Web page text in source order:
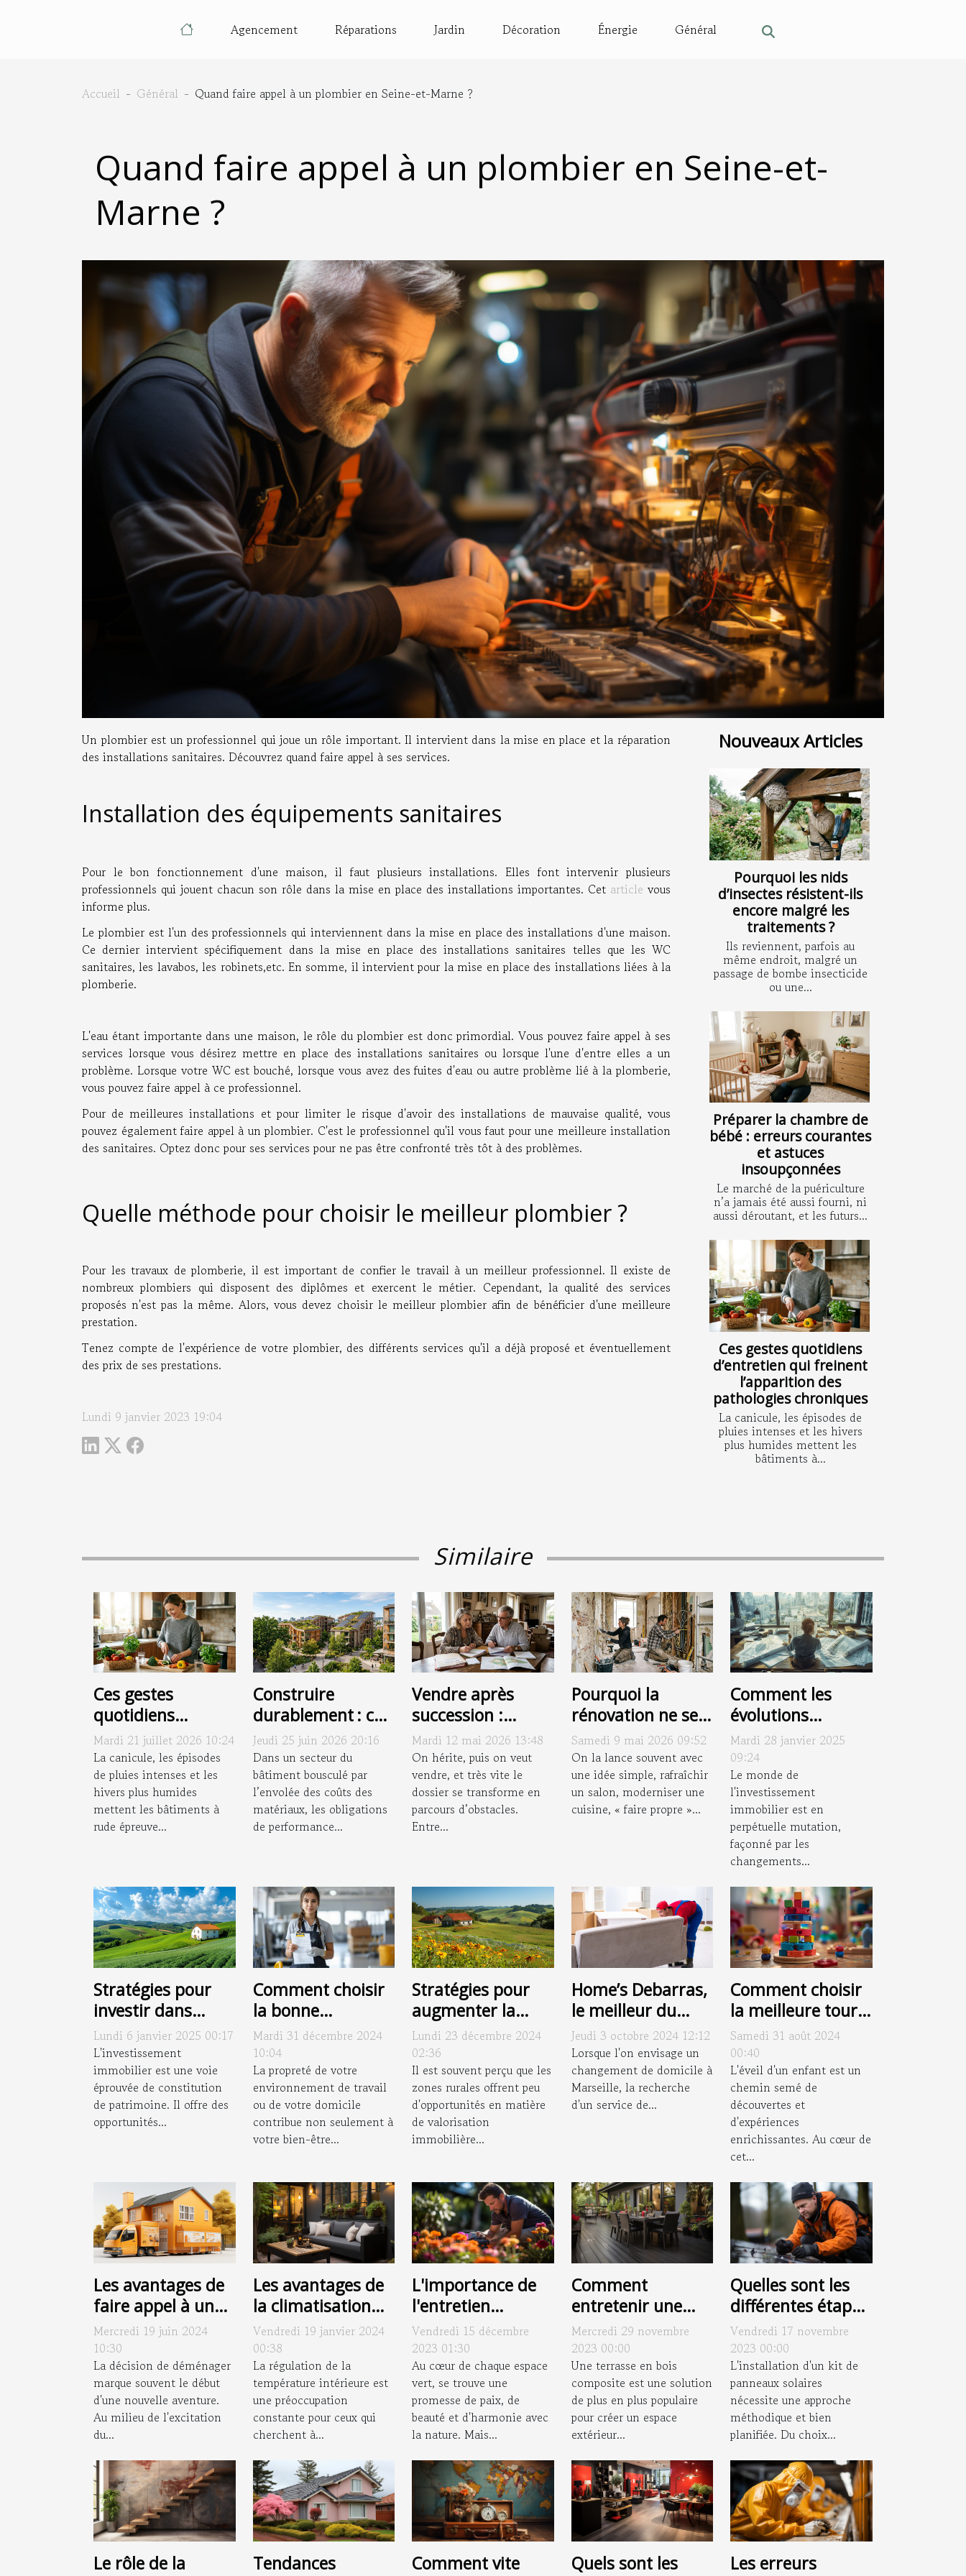
Agencement Réparations Jardin Décoration Énergie Général
Accueil Général Quand faire appel à un plombier en Seine-et-Marne ?
Quand faire appel à un plombier en Seine-et-
Marne ?
Un plombier est un professionnel qui joue un rôle important. Il intervient dans la mise en place et la réparation
des installations sanitaires. Découvrez quand faire appel à ses services.
Installation des équipements sanitaires
Pour le bon fonctionnement d'une maison, il faut plusieurs installations. Elles font intervenir plusieurs
professionnels qui jouent chacun son rôle dans la mise en place des installations importantes. Cet article vous
informe plus.
Le plombier est l'un des professionnels qui interviennent dans la mise en place des installations d'une maison.
Ce dernier intervient spécifiquement dans la mise en place des installations sanitaires telles que les WC
sanitaires, les lavabos, les robinets,etc. En somme, il intervient pour la mise en place des installations liées à la
plomberie.
L'eau étant importante dans une maison, le rôle du plombier est donc primordial. Vous pouvez faire appel à ses
services lorsque vous désirez mettre en place des installations sanitaires ou lorsque l'une d'entre elles a un
problème. Lorsque votre WC est bouché, lorsque vous avez des fuites d'eau ou autre problème lié à la plomberie,
vous pouvez faire appel à ce professionnel.
Pour de meilleures installations et pour limiter le risque d'avoir des installations de mauvaise qualité, vous
pouvez également faire appel à un plombier. C'est le professionnel qu'il vous faut pour une meilleure installation
des sanitaires. Optez donc pour ses services pour ne pas être confronté très tôt à des problèmes.
Quelle méthode pour choisir le meilleur plombier ?
Pour les travaux de plomberie, il est important de confier le travail à un meilleur professionnel. Il existe de
nombreux plombiers qui disposent des diplômes et exercent le métier. Cependant, la qualité des services
proposés n'est pas la même. Alors, vous devez choisir le meilleur plombier afin de bénéficier d'une meilleure
prestation.
Tenez compte de l'expérience de votre plombier, des différents services qu'il a déjà proposé et éventuellement
des prix de ses prestations.
Lundi 9 janvier 2023 19:04
Nouveaux Articles
Pourquoi les nids
d’insectes résistent-ils
encore malgré les
traitements ?
Ils reviennent, parfois au
même endroit, malgré un
passage de bombe insecticide
ou une...
Préparer la chambre de
bébé : erreurs courantes
et astuces
insoupçonnées
Le marché de la puériculture
n’a jamais été aussi fourni, ni
aussi déroutant, et les futurs...
Ces gestes quotidiens
d’entretien qui freinent
l’apparition des
pathologies chroniques
La canicule, les épisodes de
pluies intenses et les hivers
plus humides mettent les
bâtiments à...
Similaire
Ces gestes
quotidiens
d’entretien qui
freinent
l’apparition des
pathologies
chroniques
Mardi 21 juillet 2026 10:24
La canicule, les épisodes
de pluies intenses et les
hivers plus humides
mettent les bâtiments à
rude épreuve...
Construire
durablement : ces
réalisations qui
réinventent nos
espaces de vie
Jeudi 25 juin 2026 20:16
Dans un secteur du
bâtiment bousculé par
l’envolée des coûts des
matériaux, les obligations
de performance...
Vendre après
succession :
pièges à déjouer
pour éviter le
fiasco
Mardi 12 mai 2026 13:48
On hérite, puis on veut
vendre, et très vite le
dossier se transforme en
parcours d’obstacles.
Entre...
Pourquoi la
rénovation ne se
limite jamais à un
simple coup de
peinture
Samedi 9 mai 2026 09:52
On la lance souvent avec
une idée simple, rafraîchir
un salon, moderniser une
cuisine, « faire propre »...
Comment les
évolutions
juridiques
impactent
l'investissement
immobilier
Mardi 28 janvier 2025
09:24
Le monde de
l'investissement
immobilier est en
perpétuelle mutation,
façonné par les
changements...
Stratégies pour
investir dans
l'immobilier rural
et en tirer profit
Lundi 6 janvier 2025 00:17
L'investissement
immobilier est une voie
éprouvée de constitution
de patrimoine. Il offre des
opportunités...
Comment choisir
la bonne
entreprise de
nettoyage pour
vos besoins
Mardi 31 décembre 2024
10:04
La propreté de votre
environnement de travail
ou de votre domicile
contribue non seulement à
votre bien-être...
Stratégies pour
augmenter la
valeur des
propriétés en
zone rurale
Lundi 23 décembre 2024
02:36
Il est souvent perçu que les
zones rurales offrent peu
d'opportunités en matière
de valorisation
immobilière...
Home’s Debarras,
le meilleur du
déménagement à
Marseille
Jeudi 3 octobre 2024 12:12
Lorsque l'on envisage un
changement de domicile à
Marseille, la recherche
d'un service de...
Comment choisir
la meilleure tour
d'apprentissage
pour votre enfant
Samedi 31 août 2024
00:40
L'éveil d'un enfant est un
chemin semé de
découvertes et
d'expériences
enrichissantes. Au cœur de
cet...
Les avantages de
faire appel à une
entreprise locale
pour votre
déménagement
Mercredi 19 juin 2024
10:30
La décision de déménager
marque souvent le début
d'une nouvelle aventure.
Au milieu de l'excitation
du...
Les avantages de
la climatisation
réversible pour le
confort toute
l'année
Vendredi 19 janvier 2024
00:38
La régulation de la
température intérieure est
une préoccupation
constante pour ceux qui
cherchent à...
L'importance de
l'entretien
régulier pour
préserver la
beauté de votre
jardin
Vendredi 15 décembre
2023 01:30
Au cœur de chaque espace
vert, se trouve une
promesse de paix, de
beauté et d'harmonie avec
la nature. Mais...
Comment
entretenir une
terrasse en bois
composite pour
assurer sa
durabilité ?
Mercredi 29 novembre
2023 00:00
Une terrasse en bois
composite est une solution
de plus en plus populaire
pour créer un espace
extérieur...
Quelles sont les
différentes étapes
de l'installation
d'un kit de
panneaux solaires
?
Vendredi 17 novembre
2023 00:00
L'installation d'un kit de
panneaux solaires
nécessite une approche
méthodique et bien
planifiée. Du choix...
Le rôle de la
Tendances
Comment vite
Quels sont les
Les erreurs